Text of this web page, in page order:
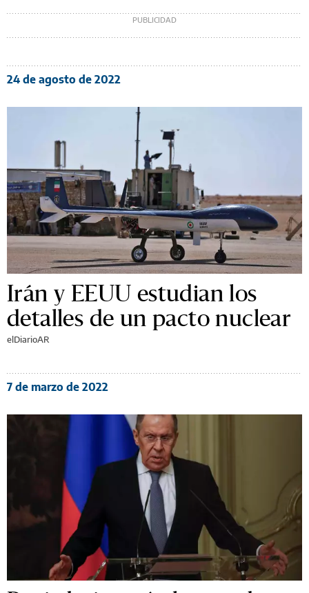
24 de agosto de 2022
Irán y EEUU estudian los
detalles de un pacto nuclear
elDiarioAR
7 de marzo de 2022